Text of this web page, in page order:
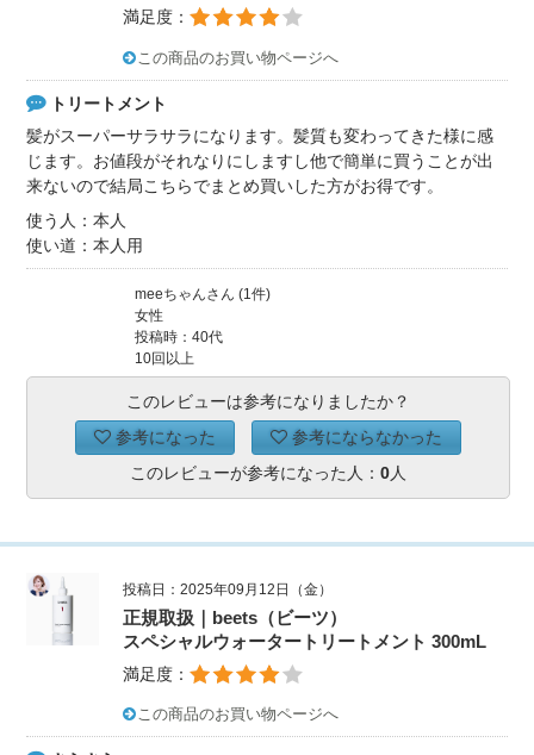
満足度：
この商品のお買い物ページへ
トリートメント
髪がスーパーサラサラになります。髪質も変わってきた様に感
じます。お値段がそれなりにしますし他で簡単に買うことが出
来ないので結局こちらでまとめ買いした方がお得です。
使う人：本人
使い道：本人用
meeちゃんさん (1件)
女性
投稿時：40代
10回以上
このレビューは参考になりましたか？
参考になった
参考にならなかった
このレビューが参考になった人： 0人
投稿日：2025年09月12日（金）
正規取扱｜beets（ビーツ）
スペシャルウォータートリートメント 300mL
満足度：
この商品のお買い物ページへ